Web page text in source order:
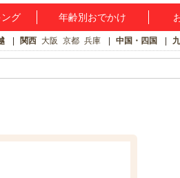
グ 年齢別おでかけ
関西 大阪 京都 兵庫 中国・四国